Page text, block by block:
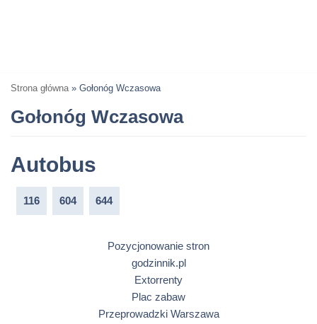
Strona główna » Gołonóg Wczasowa
Gołonóg Wczasowa
Autobus
116 604 644
Pozycjonowanie stron
godzinnik.pl
Extorrenty
Plac zabaw
Przeprowadzki Warszawa